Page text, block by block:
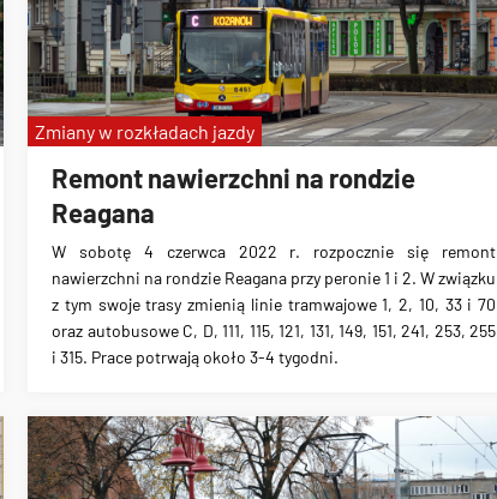
Remont nawierzchni na rondzie
Reagana
W sobotę 4 czerwca 2022 r. rozpocznie się remont
nawierzchni na rondzie Reagana przy peronie 1 i 2. W związku
z tym swoje trasy zmienią linie tramwajowe 1, 2, 10, 33 i 70
oraz autobusowe C, D, 111, 115, 121, 131, 149, 151, 241, 253, 255
i 315. Prace potrwają około 3-4 tygodni.
Zmiany w rozkładach jazdy